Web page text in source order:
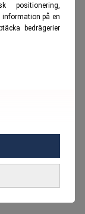
positionering,
på en
bedrägerier